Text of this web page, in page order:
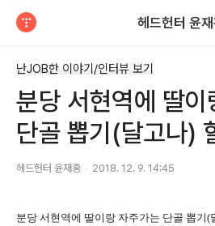
헤드헌터 윤
난JOB한 이야기/인터뷰 보기
분당 서현역에 딸이
단골 뽑기(달고나)
헤드헌터 윤재홍 2018. 12. 9. 14:45
분당 서현역에 딸이랑 자주가는 단골 뽑기(